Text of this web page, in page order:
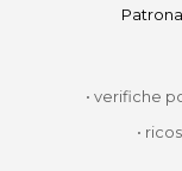
• verifiche
•